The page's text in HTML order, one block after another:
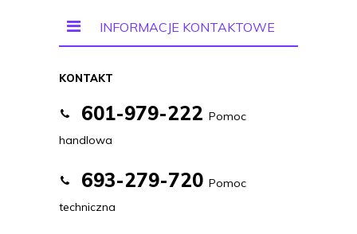
INFORMACJE KONTAKTOWE
KONTAKT
601-979-222 Pomoc
handlowa
693-279-720 Pomoc
techniczna